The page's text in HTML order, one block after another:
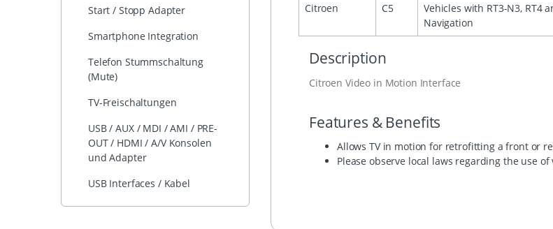
Start / Stopp Adapter
Smartphone Integration
Telefon Stummschaltung
(Mute)
TV-Freischaltungen
USB / AUX / MDI / AMI / PRE-
OUT / HDMI / A/V Konsolen
und Adapter
USB Interfaces / Kabel
Citroen C5
Vehicles with RT3-N3, RT4
Navigation
Description
Citroen Video in Motion Interface
Features & Benefits
Allows TV in motion for retrofitting a front or
Please observe local laws regarding the use